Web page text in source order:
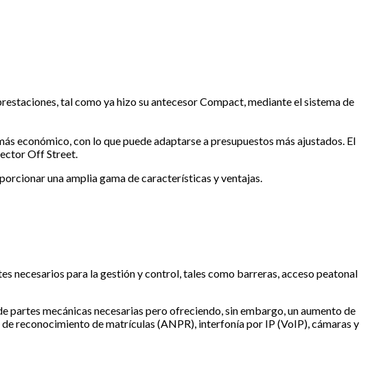
tal como ya hizo su antecesor Compact, mediante el sistema de
económico, con lo que puede adaptarse a presupuestos más ajustados. El
Off Street.
una amplia gama de características y ventajas.
necesarios para la gestión y control, tales como barreras, acceso peatonal
mecánicas necesarias pero ofreciendo, sin embargo, un aumento de
reconocimiento de matrículas (ANPR), interfonía por IP (VoIP), cámaras y